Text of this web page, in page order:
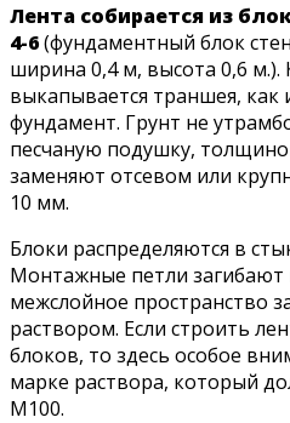
Лента собирается из
4-6(фундаментный блок
ширина 0,4 м, высота 0,6 м.).
выкапывается траншея,
фундамент. Грунт не
песчаную подушку,
заменяют отсевом или
10 мм.
Блоки распределяются в
Монтажные петли загибают
межслойное пространство
раствором. Если строить
блоков, то здесь особое
марке раствора, который
М100.